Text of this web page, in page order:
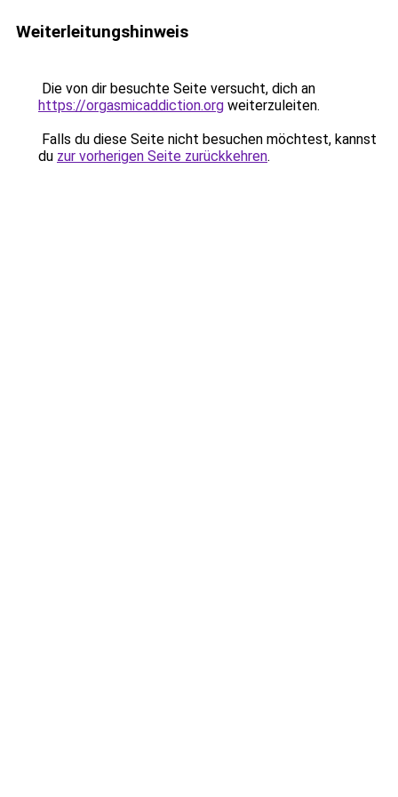
Weiterleitungshinweis
Die von dir besuchte Seite versucht, dich an
https://orgasmicaddiction.org weiterzuleiten.
Falls du diese Seite nicht besuchen möchtest, kannst
du zur vorherigen Seite zurückkehren.